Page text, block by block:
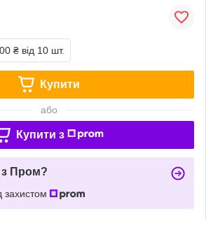
₴ від 10 шт.
Купити
або
Купити з
з Пром?
захистом